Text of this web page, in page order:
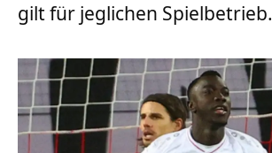
gilt für jeglichen Spielbetrieb.